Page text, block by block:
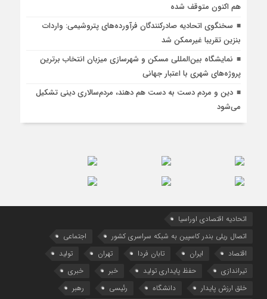
هم اکنون متوقف شده
سخنگوی اتحادیه صادرکنندگان فرآورده‌های پتروشیمی: واردات
بنزین تقریبا غیرممکن شد
نمایشگاه بین‌المللی مسکن و شهرسازی میزبان انتخاب برترین
پروژه‌های شهری با اعتبار جهانی
دین و مردم دست به‌ دست هم دهند، مردم‌سالاری دینی تشکیل
می‌شود
اتحادیه اقتصادی اوراسیا
اتصال ریلی بندر کاسپین به شبکه سراسری کشور
اجتماعی
اقتصاد
ایران تابان فردا تهران
تولید
تیراندازی
حفظ پایداری تولید خبر
خبری
خلق ارزش پایدار
دانشگاه رئیسی
رهبر